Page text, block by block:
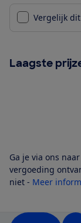
Vergelijk
Laagste
Ga je via ons
vergoeding
niet - Meer